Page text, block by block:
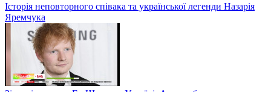
Історія неповторного співака та української легенди Назарія
Яремчука